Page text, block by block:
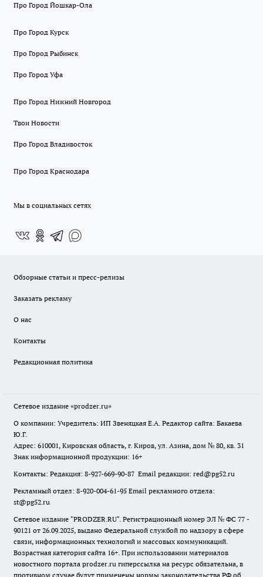
Про Город Йошкар-Ола
Про Город Курск
Про Город Рыбинск
Про Город Уфа
Про Город Нижний Новгород
Твои Новости
Про Город Владивосток
Про Город Краснодара
Мы в социальных сетях
Обзорные статьи и пресс-релизы
Заказать рекламу
О нас
Контакты
Редакционная политика
Сетевое издание «prodzer.ru»
О компании: Учредитель: ИП Звеняцкая Е.А. Редактор сайта: Бакаева
Ю.Г.
Адрес: 610001, Кировская область, г. Киров, ул. Азина, дом № 80, кв. 31
Знак информационной продукции: 16+
Контакты: Редакция: 8-927-669-90-87 Email редакции: red@pg52.ru
Рекламный отдел: 8-920-004-61-95 Email рекламного отдела:
st@pg52.ru
Сетевое издание "PRODZER.RU". Регистрационный номер ЭЛ № ФС 77 -
90121 от 26.09.2025, выдано Федеральной службой по надзору в сфере
связи, информационных технологий и массовых коммуникаций.
Возрастная категория сайта 16+. При использовании материалов
новостного портала prodzer.ru гиперссылка на ресурс обязательна, в
противном случае будут применены нормы законодательства РФ об